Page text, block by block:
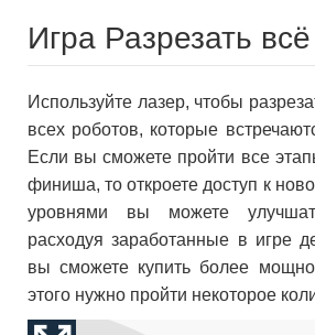
Игра Разрезать всё
Используйте лазер, чтобы
всех роботов, которые
Если вы сможете пройти все
финиша, то откроете доступ к
уровнями вы можете
расходуя заработанные в игре
вы сможете купить более
этого нужно пройти некоторое